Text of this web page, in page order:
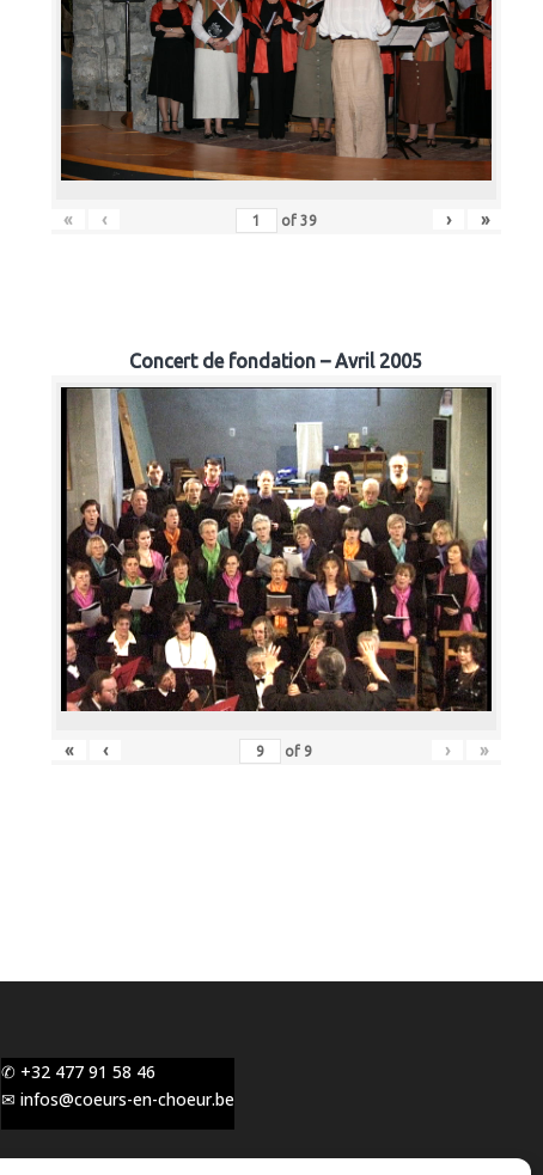
« ‹ of 39 › »
Concert de fondation – Avril 2005
« ‹ of 9 › »
✆ +32 477 91 58 46
✉ infos@coeurs-en-choeur.be